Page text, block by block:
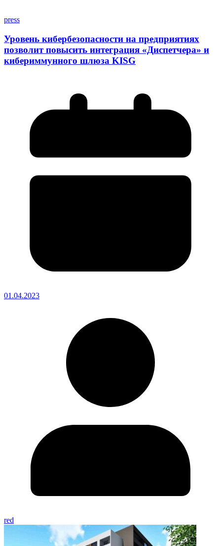
press
Уровень кибербезопасности на предприятиях
позволит повысить интеграция «Диспетчера» и
кибериммунного шлюза KISG
01.04.2023
red